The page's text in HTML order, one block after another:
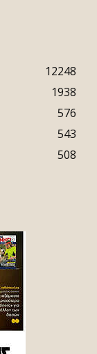
12248
1938
576
543
508